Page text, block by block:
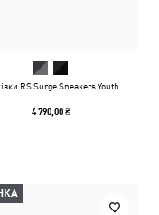
RS Surge Sneakers Youth
4 790,00 ₴